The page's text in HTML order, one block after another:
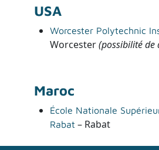
USA
Worcester Polytechnic
Worcester(possibilité de
Maroc
École Nationale
Rabat – Rabat